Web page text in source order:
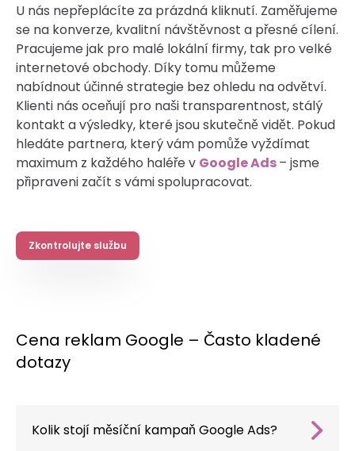
U nás nepřeplácíte za prázdná kliknutí. Zaměřujeme
se na konverze, kvalitní návštěvnost a přesné cílení.
Pracujeme jak pro malé lokální firmy, tak pro velké
internetové obchody. Díky tomu můžeme
nabídnout účinné strategie bez ohledu na odvětví.
Klienti nás oceňují pro naši transparentnost, stálý
kontakt a výsledky, které jsou skutečně vidět. Pokud
hledáte partnera, který vám pomůže vyždímat
maximum z každého haléře v Google Ads– jsme
připraveni začít s vámi spolupracovat.
Zkontrolujte službu
Cena reklam Google – Často kladené
dotazy
Kolik stojí měsíční kampaň Google Ads?